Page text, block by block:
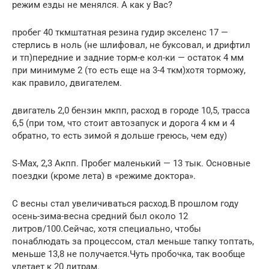
режим езды не менялся. А как у Вас?
пробег 40 ткмштатная резина гудир экселенс 17 —
стерлись в ноль (не шлифовал, не буксовал, и дрифтил
и тп)передние и задние торм-е кол-ки — остаток 4 мм
при минимуме 2 (то есть еще на 3-4 ткм)хотя торможу,
как правило, двигателем.
двигатель 2,0 бензин мкпп, расход в городе 10,5, трасса
6,5 (при том, что стоит автозапуск и дорога 4 км и 4
обратно, то есть зимой я дольше греюсь, чем еду)
S-Max, 2,3 Акпп. Пробег маленький — 13 тык. Основные
поездки (кроме лета) в «режиме доктора».
С весны стал увеличиваться расход.В прошлом году
осень-зима-весна средний был около 12
литров/100.Сейчас, хотя специально, чтобы
понаблюдать за процессом, стал меньше тапку топтать,
меньше 13,8 не получается.Чуть пробочка, так вообще
улетает к 20 литрам.